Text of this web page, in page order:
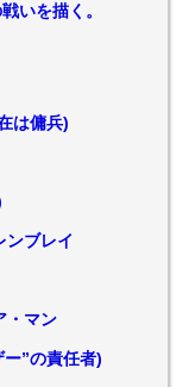
いを描く。
は傭兵)
ブレイ
マン
”の責任者)